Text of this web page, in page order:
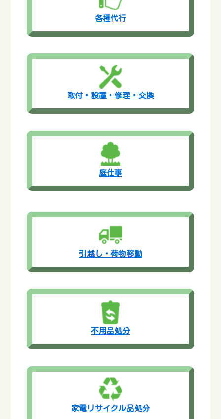
各種代行
取付・設置・修理・交換
庭仕事
引越し・荷物移動
不用品処分
家電リサイクル品処分